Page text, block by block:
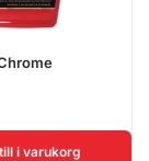
i varukorg